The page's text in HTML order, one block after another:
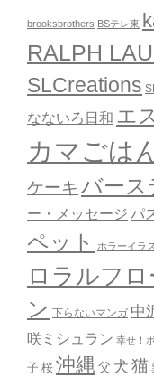
brooksbrothers BSテレ東
RALPH
SLCreations
なないろ日和 エ
カマごは
ケーキ バース
ー・メッセージ パ
ペット ホラーイラ
ロラルフロ
ン 下らないマンガ 中
咲ミシュラン 幸せ！
子 桜 沖縄 父 犬 猫